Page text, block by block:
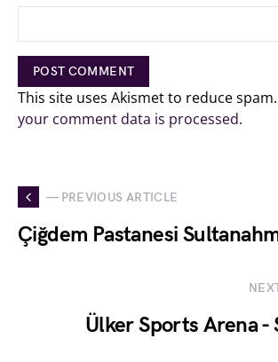
This site uses Akismet to reduce spam.
your comment data is processed.
— PREVIOUS ARTICLE
Çiğdem Pastanesi
Ülker Sports Arena -